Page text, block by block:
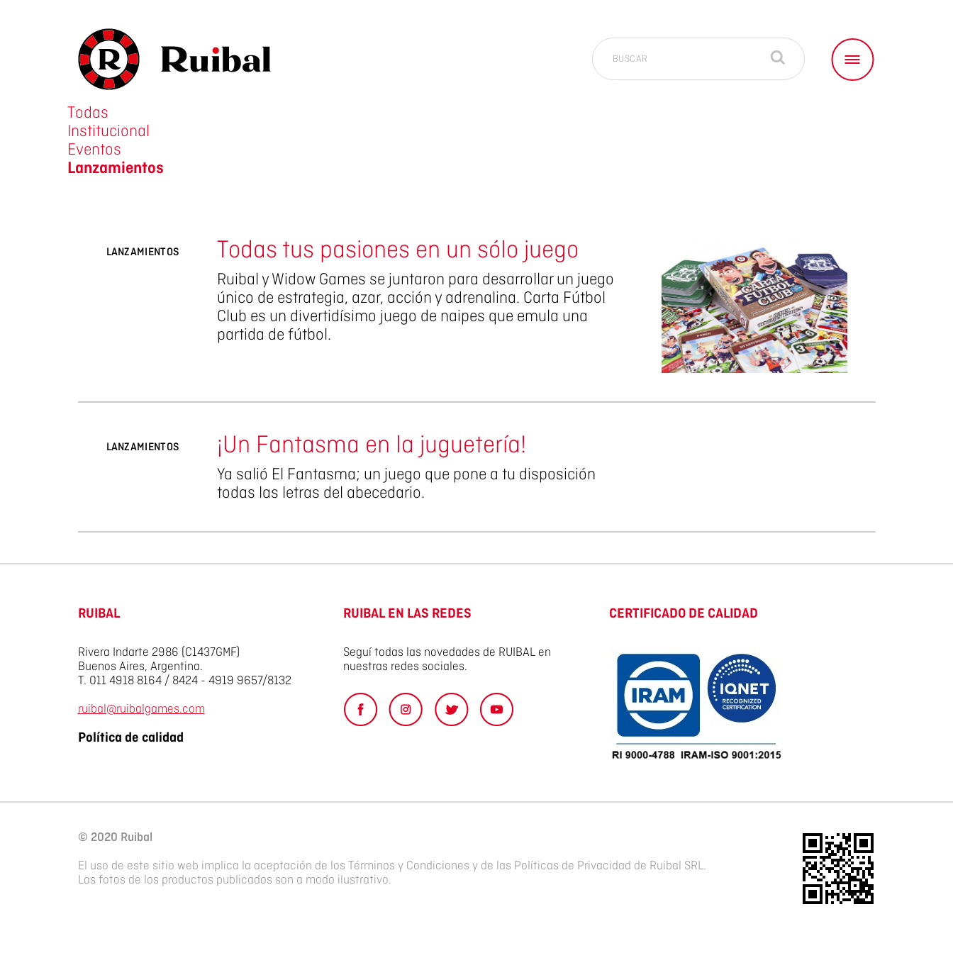
Todas
Institucional
Eventos
Lanzamientos
LANZAMIENTOS Todas tus pasiones en un sólo juego
Ruibal y Widow Games se juntaron para desarrollar un juego
único de estrategia, azar, acción y adrenalina. Carta Fútbol
Club es un divertidísimo juego de naipes que emula una
partida de fútbol.
LANZAMIENTOS ¡Un Fantasma en la juguetería!
Ya salió El Fantasma; un juego que pone a tu disposición
todas las letras del abecedario.
RUIBAL
Rivera Indarte 2986 (C1437GMF)
Buenos Aires, Argentina.
T. 011 4918 8164 / 8424 - 4919 9657/8132
ruibal@ruibalgames.com
Política de calidad
RUIBAL EN LAS REDES
Seguí todas las novedades de RUIBAL en
nuestras redes sociales.
CERTIFICADO DE CALIDAD
© 2020 Ruibal
El uso de este sitio web implica la aceptación de los Términos y Condiciones y de las Políticas de Privacidad de Ruibal SRL.
Las fotos de los productos publicados son a modo ilustrativo.